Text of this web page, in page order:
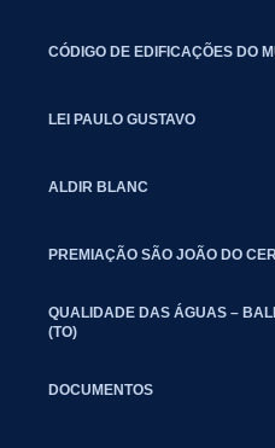
CÓDIGO DE EDIFICAÇÕES DO
LEI PAULO GUSTAVO
ALDIR BLANC
PREMIAÇÃO SÃO JOÃO DO
QUALIDADE DAS ÁGUAS –
(TO)
DOCUMENTOS